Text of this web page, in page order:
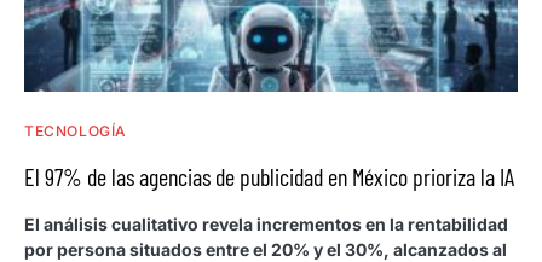
TECNOLOGÍA
El 97% de las agencias de publicidad en México prioriza la IA
El análisis cualitativo revela incrementos en la rentabilidad
por persona situados entre el 20% y el 30%, alcanzados al